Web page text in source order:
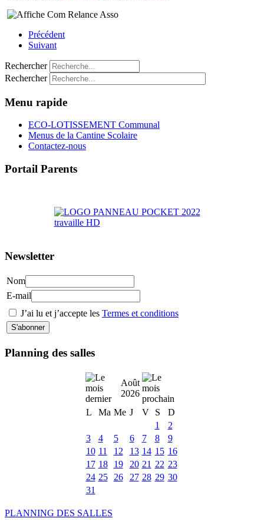
Précédent
Suivant
Rechercher
Rechercher
Menu rapide
ECO-LOTISSEMENT Communal
Menus de la Cantine Scolaire
Contactez-nous
Portail Parents
Newsletter
Nom
E-mail
J’ai lu et j’accepte les Termes et conditions
Planning des salles
Août
2026
L
Ma Me J V S
D
1
2
3
4 5 6 7 8
9
10 11 12 13 14 15 16
17 18 19 20 21 22 23
24 25 26 27 28 29 30
31
PLANNING DES SALLES